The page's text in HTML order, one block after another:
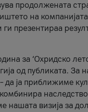
продолжената
на
презентираа
за ‘Охридско
од публиката. За
да ја приближиме
нашата визија за